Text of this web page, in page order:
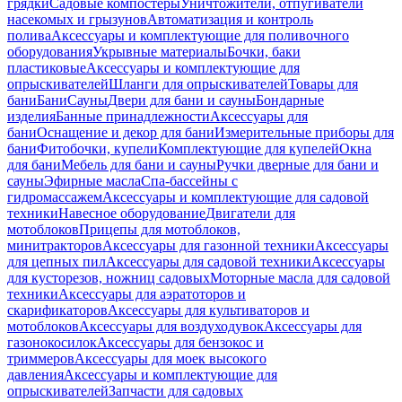
грядкиСадовые компостерыУничтожители, отпугиватели
насекомых и грызуновАвтоматизация и контроль
поливаАксессуары и комплектующие для поливочного
оборудованияУкрывные материалыБочки, баки
пластиковыеАксессуары и комплектующие для
опрыскивателейШланги для опрыскивателейТовары для
баниБаниСауныДвери для бани и сауныБондарные
изделияБанные принадлежностиАксессуары для
баниОснащение и декор для баниИзмерительные приборы для
баниФитобочки, купелиКомплектующие для купелейОкна
для баниМебель для бани и сауныРучки дверные для бани и
сауныЭфирные маслаСпа-бассейны с
гидромассажемАксессуары и комплектующие для садовой
техникиНавесное оборудованиеДвигатели для
мотоблоковПрицепы для мотоблоков,
минитракторовАксессуары для газонной техникиАксессуары
для цепных пилАксессуары для садовой техникиАксессуары
для кусторезов, ножниц садовыхМоторные масла для садовой
техникиАксессуары для аэратоторов и
скарификаторовАксессуары для культиваторов и
мотоблоковАксессуары для воздуходувокАксессуары для
газонокосилокАксессуары для бензокос и
триммеровАксессуары для моек высокого
давленияАксессуары и комплектующие для
опрыскивателейЗапчасти для садовых